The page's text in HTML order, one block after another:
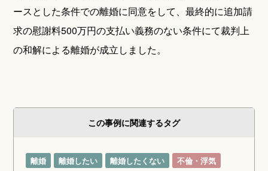
ースとした条件での離婚に同意をして、最終的に追加請
求の慰謝料500万円の支払い義務のない条件にて裁判上
の和解による離婚が成立しました。
この事例に関連するタグ
離婚 離婚したい 離婚したくない 不倫・浮気